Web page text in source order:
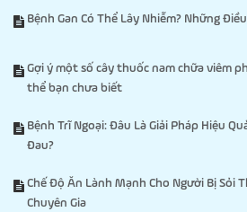
Bệnh Gan Có Thể Lây Nhiễm? Những
Gợi ý một số cây thuốc nam chữa viêm
thể bạn chưa biết
Bệnh Trĩ Ngoại: Đâu Là Giải Pháp Hiệu
Đau?
Chế Độ Ăn Lành Mạnh Cho Người Bị Sỏi
Chuyên Gia